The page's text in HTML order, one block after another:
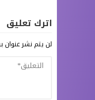
اترك تعليق
لن يتم نشر عنوان